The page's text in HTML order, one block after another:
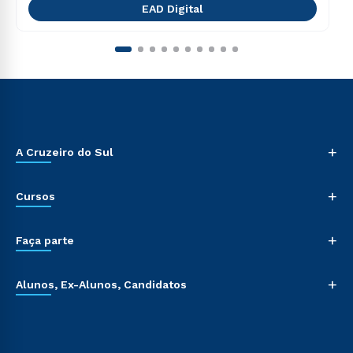
EAD Digital
A Cruzeiro do Sul +
Cursos +
Faça parte +
Alunos, Ex-Alunos, Candidatos +